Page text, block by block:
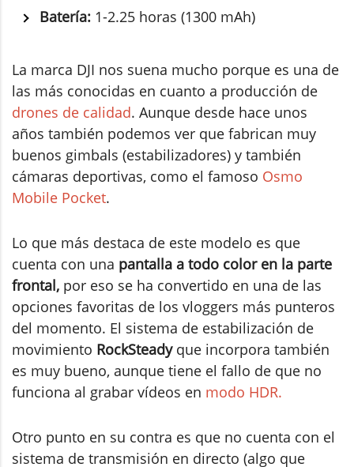
Batería: 1-2.25 horas (1300 mAh)
La marca DJI nos suena mucho porque es una de
las más conocidas en cuanto a producción de
drones de calidad. Aunque desde hace unos
años también podemos ver que fabrican muy
buenos gimbals (estabilizadores) y también
cámaras deportivas, como el famoso Osmo
Mobile Pocket.
Lo que más destaca de este modelo es que
cuenta con una pantalla a todo color en la parte
frontal, por eso se ha convertido en una de las
opciones favoritas de los vloggers más punteros
del momento. El sistema de estabilización de
movimiento RockSteadyque incorpora también
es muy bueno, aunque tiene el fallo de que no
funciona al grabar vídeos en modo HDR.
Otro punto en su contra es que no cuenta con el
sistema de transmisión en directo (algo que